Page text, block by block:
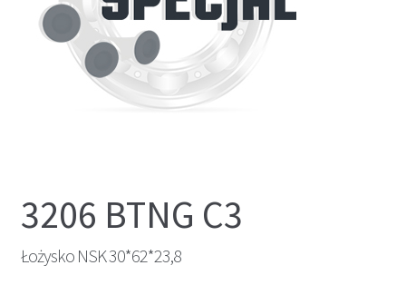
3206 BTNG C3
Łożysko NSK 30*62*23,8